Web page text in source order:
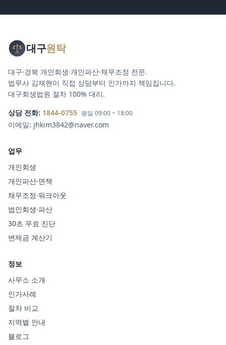
대구원탁
대구·경북 개인회생·개인파산·채무조정 전문.
법무사 김재현이 직접 상담부터 인가까지 책임집니다.
대구회생법원 절차 100% 대리.
상담 전화: 1844-0755 평일 09:00 ~ 18:00
이메일: jhkim3842@naver.com
업무
개인회생
개인파산·면책
채무조정·워크아웃
법인회생·파산
30초 무료 진단
변제금 계산기
정보
사무소 소개
인가사례
절차 비교
지역별 안내
블로그